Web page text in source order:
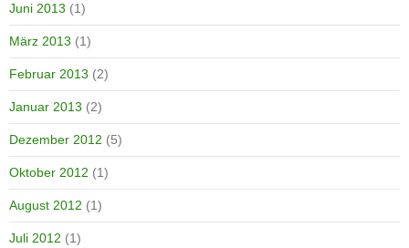
Juni 2013 (1)
März 2013 (1)
Februar 2013 (2)
Januar 2013 (2)
Dezember 2012 (5)
Oktober 2012 (1)
August 2012 (1)
Juli 2012 (1)